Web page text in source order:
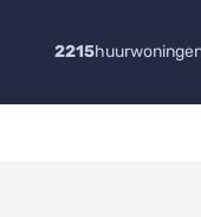
2215